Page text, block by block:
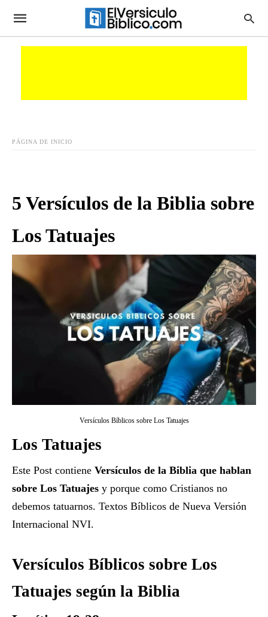
PÁGINA DE INICIO
5 Versículos de la Biblia sobre
Los Tatuajes
Versículos Bíblicos sobre Los Tatuajes
Los Tatuajes
Este Post contiene Versículos de la Biblia que hablan
sobre Los Tatuajes y porque como Cristianos no
debemos tatuarnos. Textos Bíblicos de Nueva Versión
Internacional NVI.
Versículos Bíblicos sobre Los
Tatuajes según la Biblia